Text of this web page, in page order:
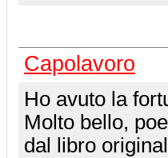
Capolavoro
Ho avuto la
Molto bello,
dal libro